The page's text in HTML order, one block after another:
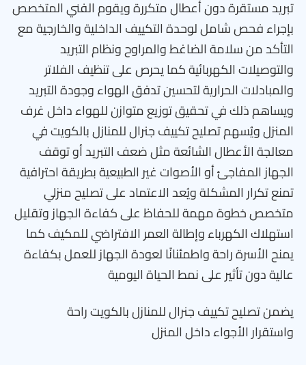
تبريد مستقرة دون أعطال متكررة ويقوم الفني المتخصص
بإجراء فحص شامل لوحدة التكييف الداخلية والخارجية مع
التأكد من سلامة الضاغط والمراوح ونظام التبريد
والتوصيلات الكهربائية كما يحرص على تنظيف الفلاتر
والمبادلات الحرارية لتحسين تدفق الهواء وجودة التبريد
ويساهم ذلك في تحقيق توزيع متوازن للهواء داخل غرف
المنزل ويُسهم تصليح تكييف جنرال للمنازل بالكويت في
معالجة الأعطال الشائعة مثل ضعف التبريد أو توقف
الجهاز المفاجئ أو الأصوات غير الطبيعية بطريقة احترافية
تمنع تكرار المشكلة ويُعد الاعتماد على تصليح منزلي
متخصص خطوة مهمة للحفاظ على كفاءة الجهاز وتقليل
استهلاك الكهرباء وإطالة العمر الافتراضي للمكيف كما
يمنح الأسرة راحة واطمئنانًا لعودة الجهاز للعمل بكفاءة
عالية دون تأثير على نمط الحياة اليومية
يضمن تصليح تكييف جنرال للمنازل بالكويت راحة
واستقرار الأجواء داخل المنزل